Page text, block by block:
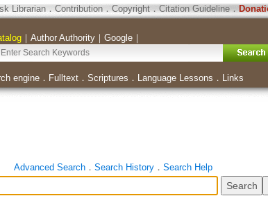
Librarian． Contribution．Copyright．Citation Guideline．
｜ Author Authority｜ Google｜
engine． Fulltext． Scriptures ． Language Lessons ． Links
Advanced Search． Search History． Search Help